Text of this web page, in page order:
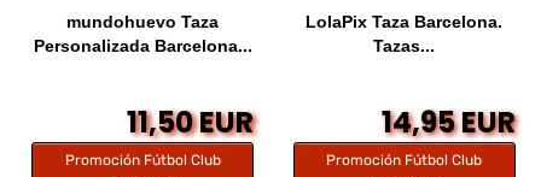
mundohuevo Taza
Personalizada Barcelona...
11,50 EUR
Promoción Fútbol Club
LolaPix Taza Barcelona.
Tazas...
14,95 EUR
Promoción Fútbol Club